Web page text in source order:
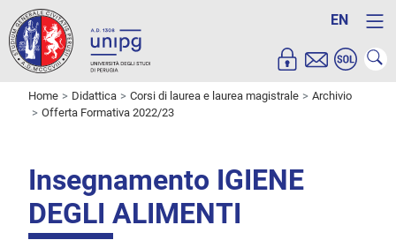
EN
Home Didattica Corsi di laurea e laurea magistrale
Archivio
Offerta Formativa 2022/23
Insegnamento IGIENE
DEGLI ALIMENTI